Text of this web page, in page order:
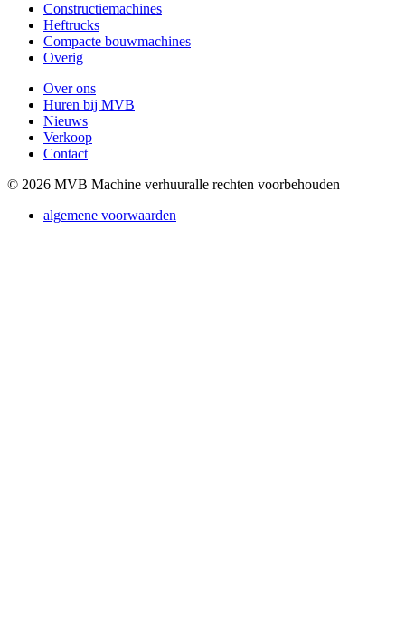
Constructiemachines
Heftrucks
Compacte bouwmachines
Overig
Over ons
Huren bij MVB
Nieuws
Verkoop
Contact
© 2026 MVB Machine verhuuralle rechten voorbehouden
algemene voorwaarden